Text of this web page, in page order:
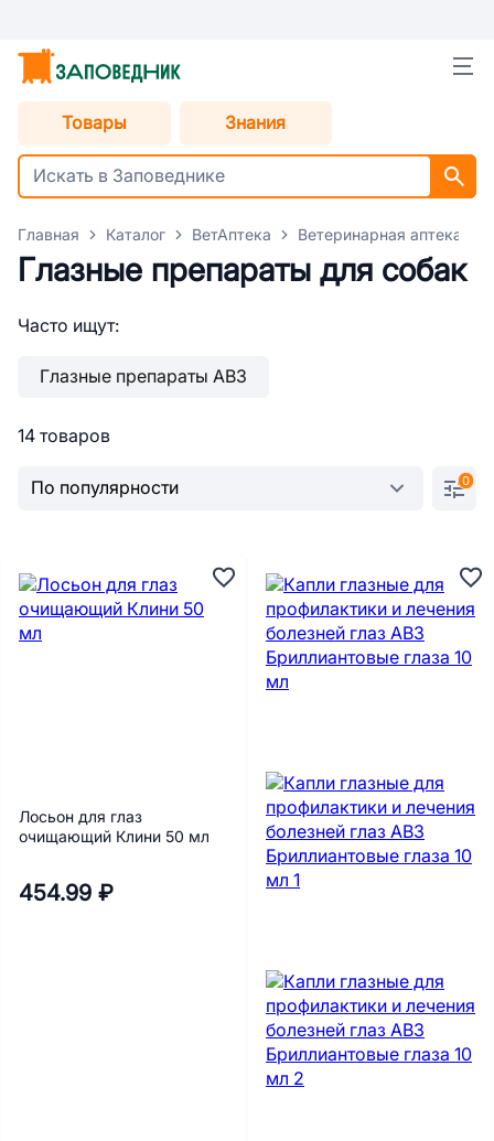
Товары Знания
Главная Каталог ВетАптека Ветеринарная аптека
Глазные препараты для собак
Часто ищут:
Глазные препараты АВЗ
14 товаров
0
Лосьон для глаз
очищающий Клини 50 мл
454.99 ₽